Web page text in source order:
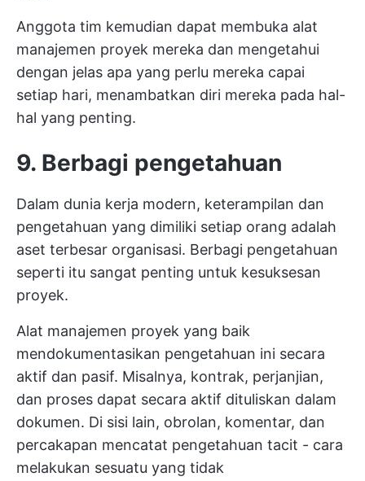
Anggota tim kemudian dapat membuka alat
manajemen proyek mereka dan mengetahui
dengan jelas apa yang perlu mereka capai
setiap hari, menambatkan diri mereka pada hal-
hal yang penting.
9. Berbagi pengetahuan
Dalam dunia kerja modern, keterampilan dan
pengetahuan yang dimiliki setiap orang adalah
aset terbesar organisasi. Berbagi pengetahuan
seperti itu sangat penting untuk kesuksesan
proyek.
Alat manajemen proyek yang baik
mendokumentasikan pengetahuan ini secara
aktif dan pasif. Misalnya, kontrak, perjanjian,
dan proses dapat secara aktif dituliskan dalam
dokumen. Di sisi lain, obrolan, komentar, dan
percakapan mencatat pengetahuan tacit - cara
melakukan sesuatu yang tidak